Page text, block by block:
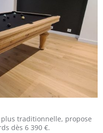
traditionnelle, propose
dès 6 390 €.